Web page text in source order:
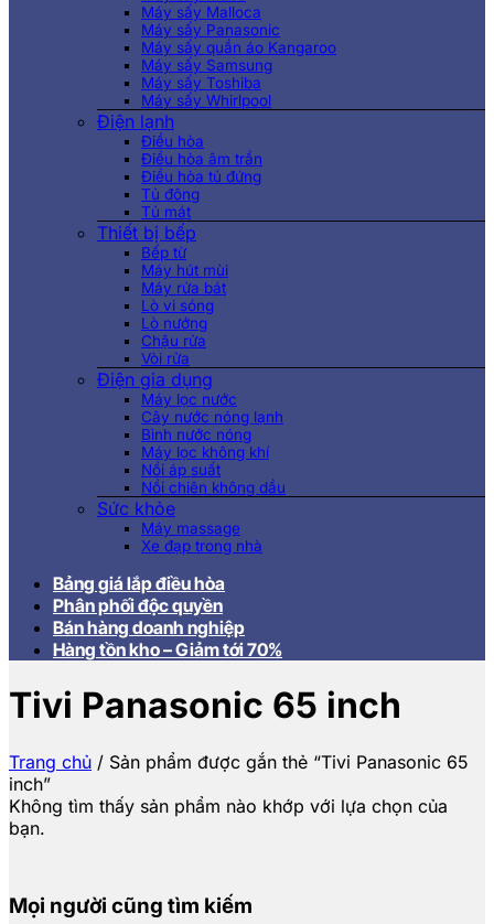
Máy sấy Malloca
Máy sấy Panasonic
Máy sấy quần áo Kangaroo
Máy sấy Samsung
Máy sấy Toshiba
Máy sấy Whirlpool
Điện lạnh
Điều hòa
Điều hòa âm trần
Điều hòa tủ đứng
Tủ đông
Tủ mát
Thiết bị bếp
Bếp từ
Máy hút mùi
Máy rửa bát
Lò vi sóng
Lò nướng
Chậu rửa
Vòi rửa
Điện gia dụng
Máy lọc nước
Cây nước nóng lạnh
Bình nước nóng
Máy lọc không khí
Nồi áp suất
Nồi chiên không dầu
Sức khỏe
Máy massage
Xe đạp trong nhà
Bảng giá lắp điều hòa
Phân phối độc quyền
Bán hàng doanh nghiệp
Hàng tồn kho – Giảm tới 70%
Tivi Panasonic 65 inch
Trang chủ / Sản phẩm được gắn thẻ “Tivi Panasonic 65
inch”
Không tìm thấy sản phẩm nào khớp với lựa chọn của
bạn.
Mọi người cũng tìm kiếm